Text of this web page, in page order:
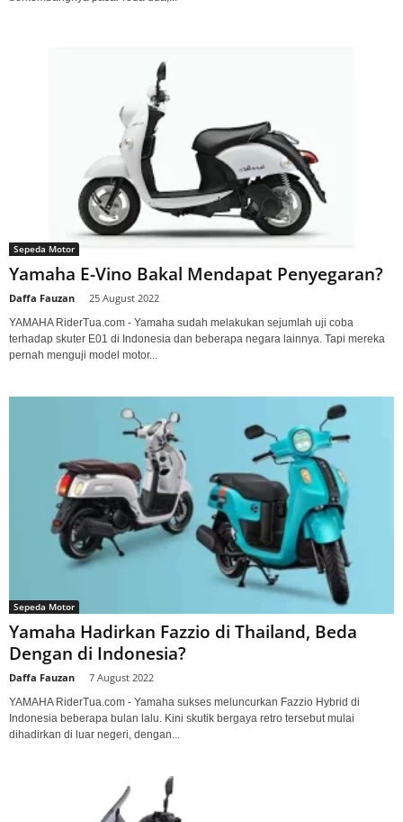
Sepeda Motor
Yamaha E-Vino Bakal Mendapat Penyegaran?
Daffa Fauzan 25 August 2022
YAMAHA RiderTua.com - Yamaha sudah melakukan sejumlah uji coba
terhadap skuter E01 di Indonesia dan beberapa negara lainnya. Tapi mereka
pernah menguji model motor...
Sepeda Motor
Yamaha Hadirkan Fazzio di Thailand, Beda
Dengan di Indonesia?
Daffa Fauzan 7 August 2022
YAMAHA RiderTua.com - Yamaha sukses meluncurkan Fazzio Hybrid di
Indonesia beberapa bulan lalu. Kini skutik bergaya retro tersebut mulai
dihadirkan di luar negeri, dengan...